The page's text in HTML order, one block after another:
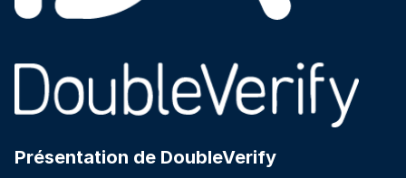
Présentation de DoubleVerify